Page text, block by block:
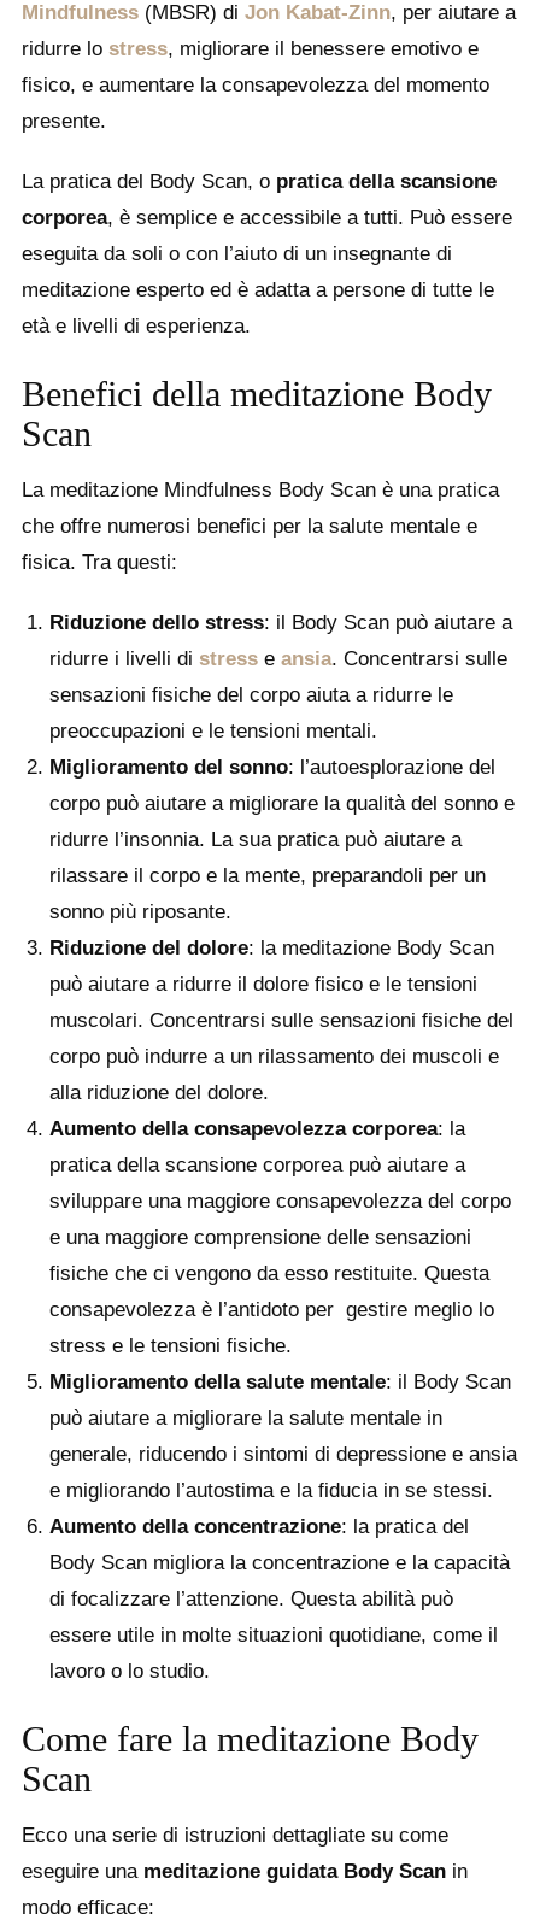
Mindfulness (MBSR) di Jon Kabat-Zinn, per aiutare a
ridurre lo stress, migliorare il benessere emotivo e
fisico, e aumentare la consapevolezza del momento
presente.
La pratica del Body Scan, o pratica della scansione
corporea, è semplice e accessibile a tutti. Può essere
eseguita da soli o con l’aiuto di un insegnante di
meditazione esperto ed è adatta a persone di tutte le
età e livelli di esperienza.
Benefici della meditazione Body
Scan
La meditazione Mindfulness Body Scan è una pratica
che offre numerosi benefici per la salute mentale e
fisica. Tra questi:
Riduzione dello stress: il Body Scan può aiutare a
ridurre i livelli di stress e ansia. Concentrarsi sulle
sensazioni fisiche del corpo aiuta a ridurre le
preoccupazioni e le tensioni mentali.
Miglioramento del sonno: l’autoesplorazione del
corpo può aiutare a migliorare la qualità del sonno e
ridurre l’insonnia. La sua pratica può aiutare a
rilassare il corpo e la mente, preparandoli per un
sonno più riposante.
Riduzione del dolore: la meditazione Body Scan
può aiutare a ridurre il dolore fisico e le tensioni
muscolari. Concentrarsi sulle sensazioni fisiche del
corpo può indurre a un rilassamento dei muscoli e
alla riduzione del dolore.
Aumento della consapevolezza corporea: la
pratica della scansione corporea può aiutare a
sviluppare una maggiore consapevolezza del corpo
e una maggiore comprensione delle sensazioni
fisiche che ci vengono da esso restituite. Questa
consapevolezza è l’antidoto per gestire meglio lo
stress e le tensioni fisiche.
Miglioramento della salute mentale: il Body Scan
può aiutare a migliorare la salute mentale in
generale, riducendo i sintomi di depressione e ansia
e migliorando l’autostima e la fiducia in se stessi.
Aumento della concentrazione: la pratica del
Body Scan migliora la concentrazione e la capacità
di focalizzare l’attenzione. Questa abilità può
essere utile in molte situazioni quotidiane, come il
lavoro o lo studio.
Come fare la meditazione Body
Scan
Ecco una serie di istruzioni dettagliate su come
eseguire una meditazione guidata Body Scan in
modo efficace: